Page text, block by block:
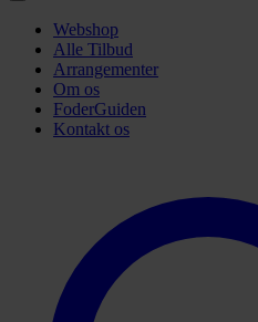
Webshop
Alle Tilbud
Arrangementer
Om os
FoderGuiden
Kontakt os